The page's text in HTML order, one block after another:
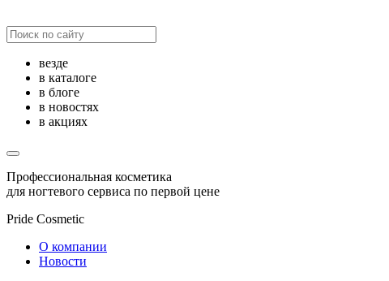
везде
в каталоге
в блоге
в новостях
в акциях
Профессиональная косметика
для ногтевого сервиса по первой цене
Pride Cosmetic
О компании
Новости